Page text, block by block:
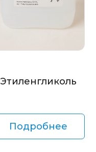
Этиленгликоль
Подробнее